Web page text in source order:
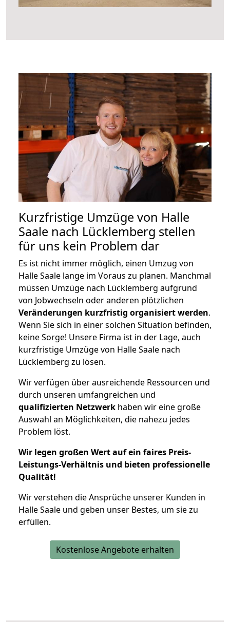
Kurzfristige Umzüge von Halle
Saale nach Lücklemberg stellen
für uns kein Problem dar
Es ist nicht immer möglich, einen Umzug von
Halle Saale lange im Voraus zu planen. Manchmal
müssen Umzüge nach Lücklemberg aufgrund
von Jobwechseln oder anderen plötzlichen
Veränderungen kurzfristig organisiert werden.
Wenn Sie sich in einer solchen Situation befinden,
keine Sorge! Unsere Firma ist in der Lage, auch
kurzfristige Umzüge von Halle Saale nach
Lücklemberg zu lösen.
Wir verfügen über ausreichende Ressourcen und
durch unseren umfangreichen und
qualifizierten Netzwerk haben wir eine große
Auswahl an Möglichkeiten, die nahezu jedes
Problem löst.
Wir legen großen Wert auf ein faires Preis-
Leistungs-Verhältnis und bieten professionelle
Qualität!
Wir verstehen die Ansprüche unserer Kunden in
Halle Saale und geben unser Bestes, um sie zu
erfüllen.
Kostenlose Angebote erhalten